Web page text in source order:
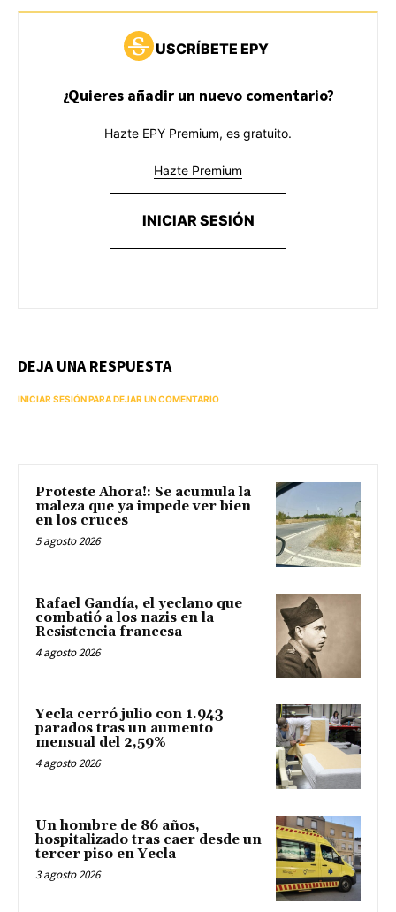
USCRÍBETE EPY
¿Quieres añadir un nuevo comentario?
Hazte EPY Premium, es gratuito.
Hazte Premium
INICIAR SESIÓN
DEJA UNA RESPUESTA
INICIAR SESIÓN PARA DEJAR UN COMENTARIO
Proteste Ahora!: Se acumula la
maleza que ya impede ver bien
en los cruces
5 agosto 2026
Rafael Gandía, el yeclano que
combatió a los nazis en la
Resistencia francesa
4 agosto 2026
Yecla cerró julio con 1.943
parados tras un aumento
mensual del 2,59%
4 agosto 2026
Un hombre de 86 años,
hospitalizado tras caer desde un
tercer piso en Yecla
3 agosto 2026